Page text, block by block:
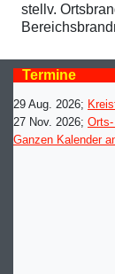
stellv.
Termine
29 Aug. 2026;
27 Nov. 2026;
Ganzen Kalender